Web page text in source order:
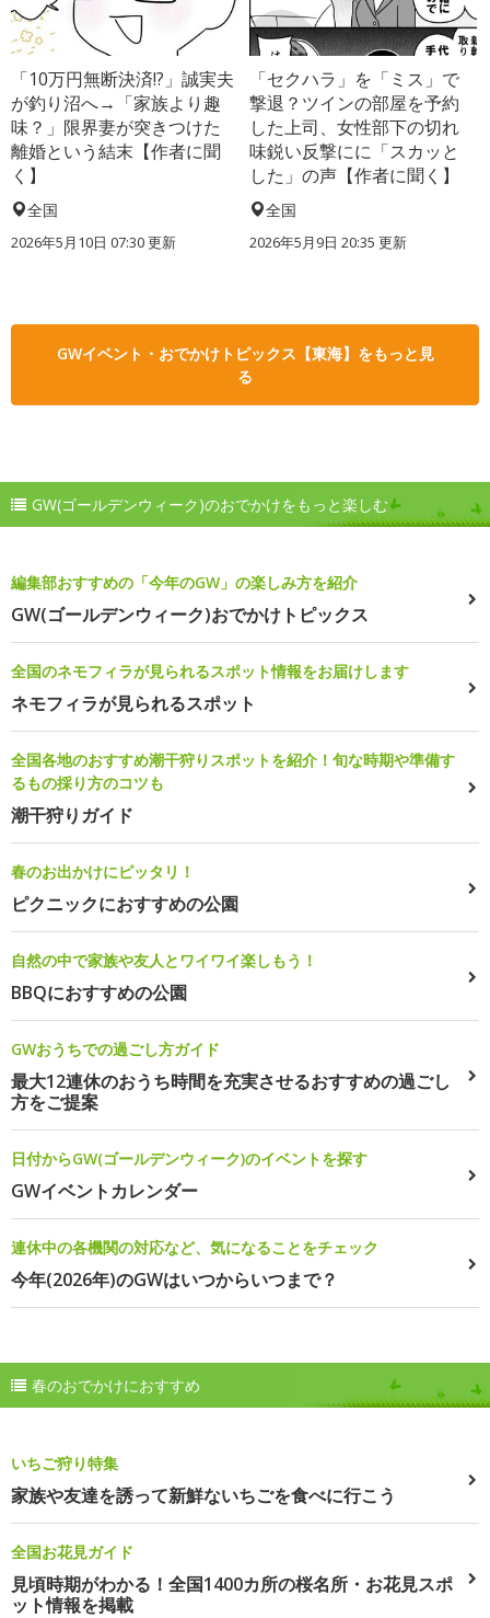
「10万円無断決済!?」誠実夫
が釣り沼へ→「家族より趣
味？」限界妻が突きつけた
離婚という結末【作者に聞
く】
全国
2026年5月10日 07:30 更新
「セクハラ」を「ミス」で
撃退？ツインの部屋を予約
した上司、女性部下の切れ
味鋭い反撃にに「スカッと
した」の声【作者に聞く】
全国
2026年5月9日 20:35 更新
GWイベント・おでかけトピックス【東海】をもっと見
る
GW(ゴールデンウィーク)のおでかけをもっと楽しむ
編集部おすすめの「今年のGW」の楽しみ方を紹介
GW(ゴールデンウィーク)おでかけトピックス
全国のネモフィラが見られるスポット情報をお届けします
ネモフィラが見られるスポット
全国各地のおすすめ潮干狩りスポットを紹介！旬な時期や準備す
るもの採り方のコツも
潮干狩りガイド
春のお出かけにピッタリ！
ピクニックにおすすめの公園
自然の中で家族や友人とワイワイ楽しもう！
BBQにおすすめの公園
GWおうちでの過ごし方ガイド
最大12連休のおうち時間を充実させるおすすめの過ごし
方をご提案
日付からGW(ゴールデンウィーク)のイベントを探す
GWイベントカレンダー
連休中の各機関の対応など、気になることをチェック
今年(2026年)のGWはいつからいつまで？
春のおでかけにおすすめ
いちご狩り特集
家族や友達を誘って新鮮ないちごを食べに行こう
全国お花見ガイド
見頃時期がわかる！全国1400カ所の桜名所・お花見スポ
ット情報を掲載